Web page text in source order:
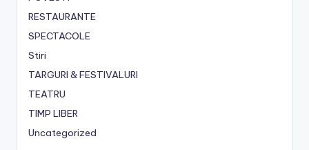
RESTAURANTE
SPECTACOLE
Stiri
TARGURI & FESTIVALURI
TEATRU
TIMP LIBER
Uncategorized